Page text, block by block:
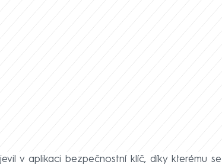
v aplikaci bezpečnostní klíč, díky kterému